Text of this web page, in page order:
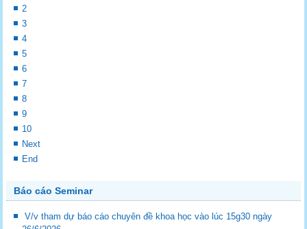
2
3
4
5
6
7
8
9
10
Next
End
Báo cáo Seminar
V/v tham dự báo cáo chuyên đề khoa học vào lúc 15g30 ngày